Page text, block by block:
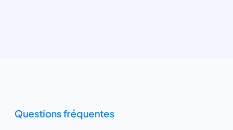
Questions fréquentes